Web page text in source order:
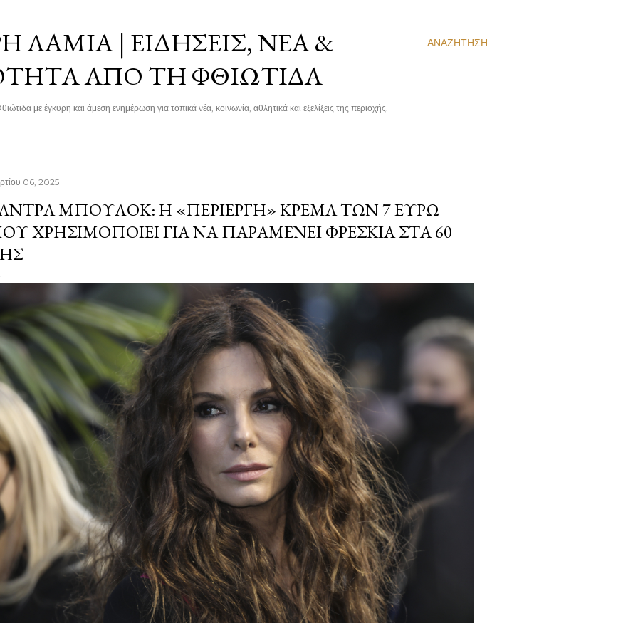
ΑΝΑΖΉΤΗΣΗ
ΛΑΜΊΑ | ΕΙΔΉΣΕΙΣ, ΝΈΑ &
ΑΠΌ ΤΗ ΦΘΙΏΤΙΔΑ
με έγκυρη και άμεση ενημέρωση για τοπικά νέα, κοινωνία, αθλητικά και εξελίξεις της περιοχής.
06, 2025
ΜΠΟΎΛΟΚ: Η «ΠΕΡΊΕΡΓΗ» ΚΡΈΜΑ ΤΩΝ 7 ΕΥΡΏ
ΧΡΗΣΙΜΟΠΟΙΕΊ ΓΙΑ ΝΑ ΠΑΡΑΜΈΝΕΙ ΦΡΈΣΚΙΑ ΣΤΑ 60